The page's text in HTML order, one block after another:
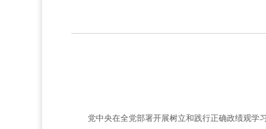
党中央在全党部署开展树立和践行正确政绩观学